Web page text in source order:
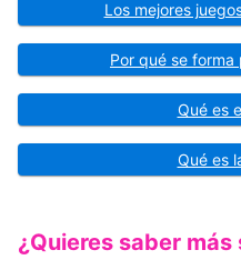
Los mejores
Por qué se forma
Qué es
Qué es
¿Quieres saber